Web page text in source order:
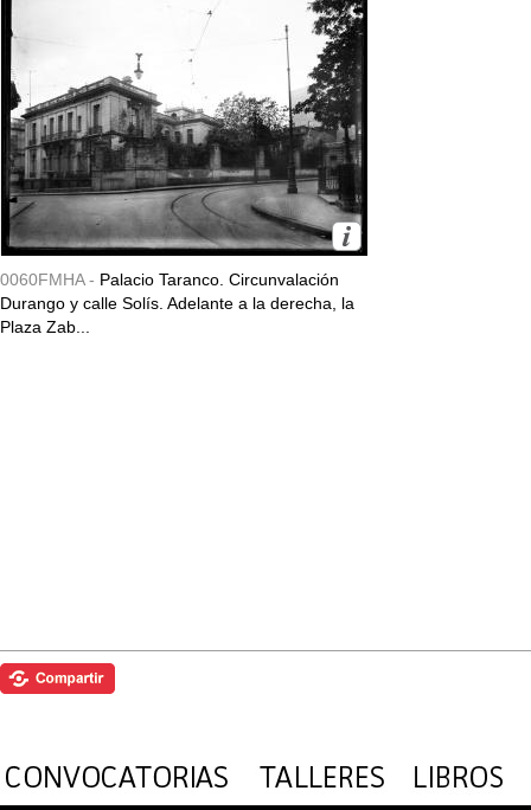
0060FMHA - Palacio Taranco. Circunvalación
Durango y calle Solís. Adelante a la derecha, la
Plaza Zab...